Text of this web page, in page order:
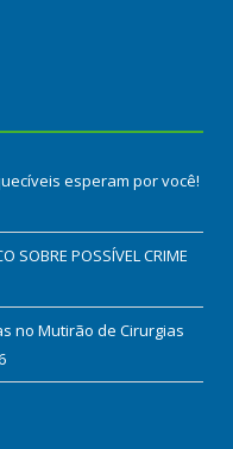
esperam por você!
SOBRE POSSÍVEL CRIME
no Mutirão de Cirurgias